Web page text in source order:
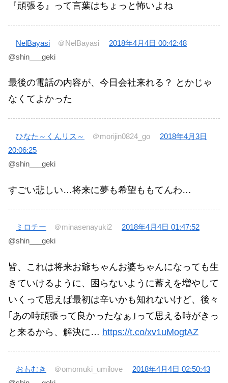
『頑張る』って言葉はちょっと怖いよね
NelBayasi ＠NelBayasi
2018年4月4日 00:42:48
@shin___geki
最後の電話の内容が、今日会社来れる？ とかじゃ
なくてよかった
ひなた～くんリス～ ＠morijin0824_go
2018年4月3日
20:06:25
@shin___geki
すごい悲しい…将来に夢も希望ももてんわ…
ミロチー ＠minasenayuki2
2018年4月4日 01:47:52
@shin___geki
皆、これは将来お爺ちゃんお婆ちゃんになっても生
きていけるように、困らないように蓄えを増やして
いくって思えば最初は辛いかも知れないけど、後々
｢あの時頑張って良かったなぁ｣って思える時がきっ
と来るから、解決に… https://t.co/xv1uMogtAZ
おもむき ＠omomuki_umilove
2018年4月4日 02:50:43